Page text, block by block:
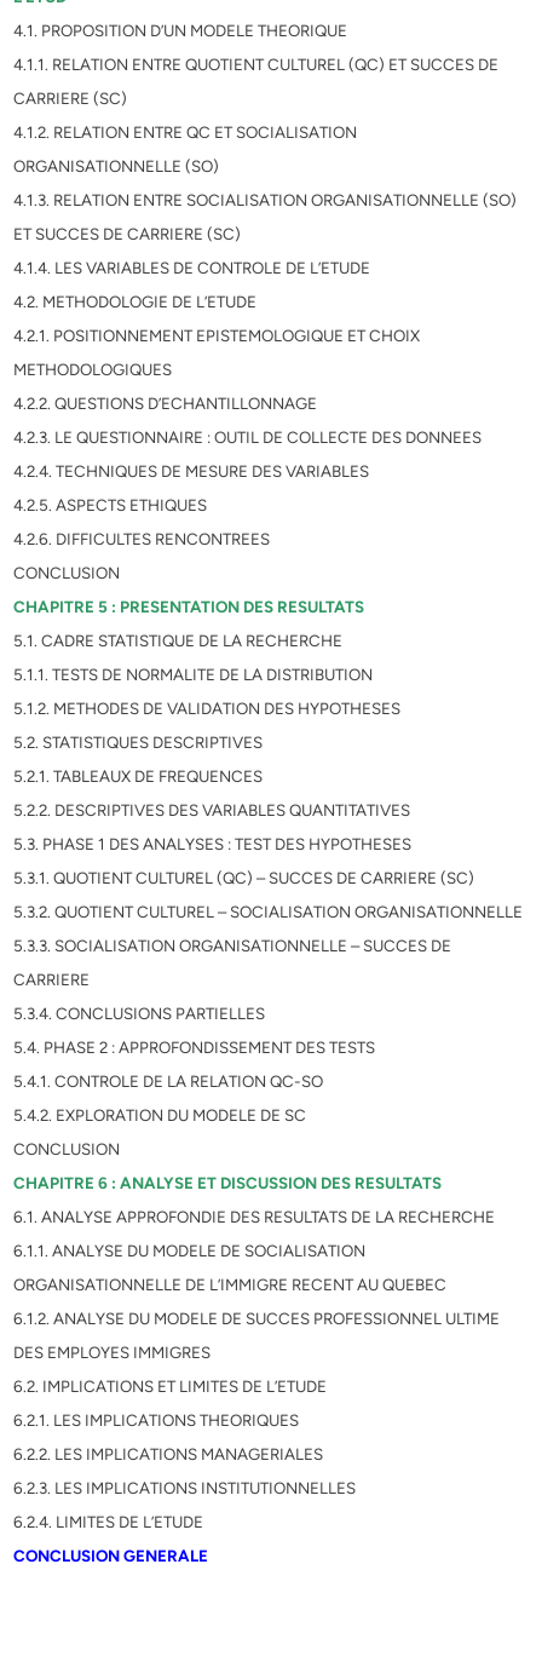
4.1. PROPOSITION D’UN MODELE THEORIQUE
4.1.1. RELATION ENTRE QUOTIENT CULTUREL (QC) ET SUCCES DE
CARRIERE (SC)
4.1.2. RELATION ENTRE QC ET SOCIALISATION
ORGANISATIONNELLE (SO)
4.1.3. RELATION ENTRE SOCIALISATION ORGANISATIONNELLE (SO)
ET SUCCES DE CARRIERE (SC)
4.1.4. LES VARIABLES DE CONTROLE DE L’ETUDE
4.2. METHODOLOGIE DE L’ETUDE
4.2.1. POSITIONNEMENT EPISTEMOLOGIQUE ET CHOIX
METHODOLOGIQUES
4.2.2. QUESTIONS D’ECHANTILLONNAGE
4.2.3. LE QUESTIONNAIRE : OUTIL DE COLLECTE DES DONNEES
4.2.4. TECHNIQUES DE MESURE DES VARIABLES
4.2.5. ASPECTS ETHIQUES
4.2.6. DIFFICULTES RENCONTREES
CONCLUSION
CHAPITRE 5 : PRESENTATION DES RESULTATS
5.1. CADRE STATISTIQUE DE LA RECHERCHE
5.1.1. TESTS DE NORMALITE DE LA DISTRIBUTION
5.1.2. METHODES DE VALIDATION DES HYPOTHESES
5.2. STATISTIQUES DESCRIPTIVES
5.2.1. TABLEAUX DE FREQUENCES
5.2.2. DESCRIPTIVES DES VARIABLES QUANTITATIVES
5.3. PHASE 1 DES ANALYSES : TEST DES HYPOTHESES
5.3.1. QUOTIENT CULTUREL (QC) – SUCCES DE CARRIERE (SC)
5.3.2. QUOTIENT CULTUREL – SOCIALISATION ORGANISATIONNELLE
5.3.3. SOCIALISATION ORGANISATIONNELLE – SUCCES DE
CARRIERE
5.3.4. CONCLUSIONS PARTIELLES
5.4. PHASE 2 : APPROFONDISSEMENT DES TESTS
5.4.1. CONTROLE DE LA RELATION QC-SO
5.4.2. EXPLORATION DU MODELE DE SC
CONCLUSION
CHAPITRE 6 : ANALYSE ET DISCUSSION DES RESULTATS
6.1. ANALYSE APPROFONDIE DES RESULTATS DE LA RECHERCHE
6.1.1. ANALYSE DU MODELE DE SOCIALISATION
ORGANISATIONNELLE DE L’IMMIGRE RECENT AU QUEBEC
6.1.2. ANALYSE DU MODELE DE SUCCES PROFESSIONNEL ULTIME
DES EMPLOYES IMMIGRES
6.2. IMPLICATIONS ET LIMITES DE L’ETUDE
6.2.1. LES IMPLICATIONS THEORIQUES
6.2.2. LES IMPLICATIONS MANAGERIALES
6.2.3. LES IMPLICATIONS INSTITUTIONNELLES
6.2.4. LIMITES DE L’ETUDE
CONCLUSION GENERALE